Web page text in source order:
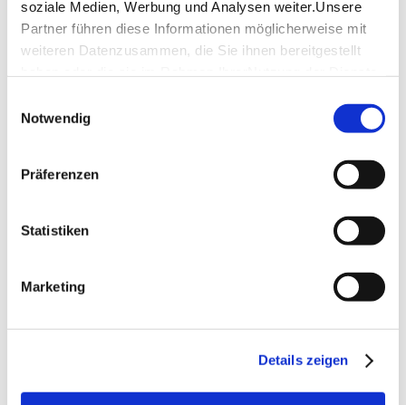
soziale Medien, Werbung und Analysen weiter.Unsere
Partner führen diese Informationen möglicherweise mit
weiteren Datenzusammen, die Sie ihnen bereitgestellt
Impressum
Notwendig
Präferenzen
Statistiken
Marketing
Details zeigen
Straße Nr.*